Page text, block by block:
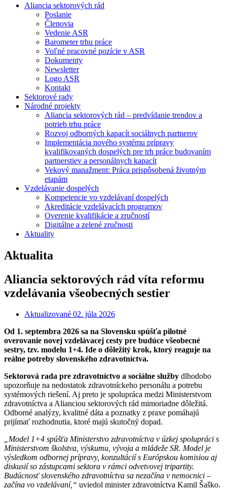
Aliancia sektorových rád
Poslanie
Členovia
Vedenie ASR
Barometer trhu práce
Voľné pracovné pozície v ASR
Dokumenty
Newsletter
Logo ASR
Kontakt
Sektorové rady
Národné projekty
Aliancia sektorových rád – predvídanie trendov a
potrieb trhu práce
Rozvoj odborných kapacít sociálnych partnerov
Implementácia nového systému prípravy
kvalifikovaných dospelých pre trh práce budovaním
partnerstiev a personálnych kapacít
Vekový manažment: Práca prispôsobená životným
etapám
Vzdelávanie dospelých
Kompetencie vo vzdelávaní dospelých
Akreditácie vzdelávacích programov
Overenie kvalifikácie a zručností
Digitálne a zelené zručnosti
Aktuality
Aktualita
Aliancia sektorových rád víta reformu
vzdelávania všeobecných sestier
Aktualizované 02. júla 2026
Od 1. septembra 2026 sa na Slovensku spúšťa pilotné
overovanie novej vzdelávacej cesty pre budúce všeobecné
sestry, tzv. modelu 1+4. Ide o dôležitý krok, ktorý reaguje na
reálne potreby slovenského zdravotníctva.
Sektorová rada pre zdravotníctvo a sociálne služby dlhodobo
upozorňuje na nedostatok zdravotníckeho personálu a potrebu
systémových riešení. Aj preto je spolupráca medzi Ministerstvom
zdravotníctva a Alianciou sektorových rád mimoriadne dôležitá.
Odborné analýzy, kvalitné dáta a poznatky z praxe pomáhajú
prijímať rozhodnutia, ktoré majú skutočný dopad.
„Model 1+4 spúšťa Ministerstvo zdravotníctva v úzkej spolupráci s
Ministerstvom školstva, výskumu, vývoja a mládeže SR. Model je
výsledkom odbornej prípravy, konzultácií s Európskou komisiou aj
diskusií so zástupcami sektora v rámci odvetvovej tripartity.
Budúcnosť slovenského zdravotníctva sa nezačína v nemocnici –
začína vo vzdelávaní,“ uviedol minister zdravotníctva Kamil Šaško.